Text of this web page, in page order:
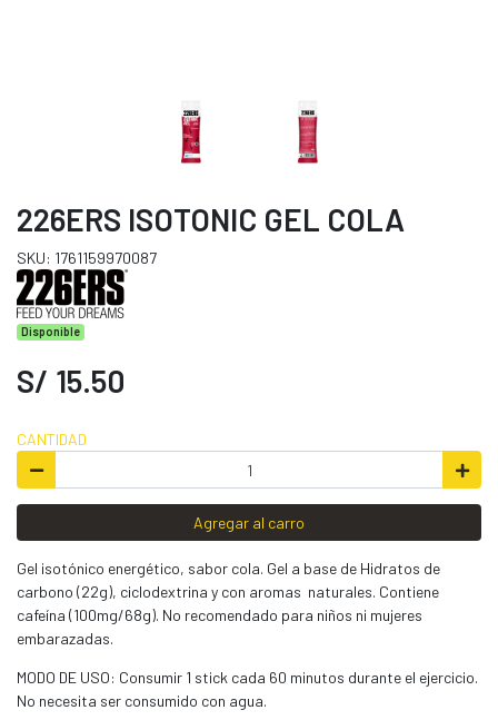
226ERS ISOTONIC GEL COLA
SKU: 1761159970087
Disponible
S/ 15.50
CANTIDAD
Agregar al carro
Gel isotónico energético, sabor cola. Gel a base de Hidratos de
carbono (22g), ciclodextrina y con aromas naturales. Contiene
cafeína (100mg/68g). No recomendado para niños ni mujeres
embarazadas.
MODO DE USO: Consumir 1 stick cada 60 minutos durante el ejercicio.
No necesita ser consumido con agua.